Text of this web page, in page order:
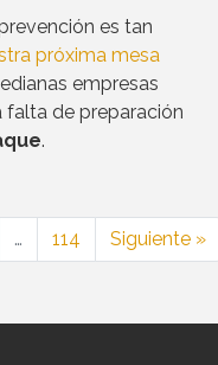
es tan
próxima mesa
empresas
falta de preparación
.
… 114 Siguiente »